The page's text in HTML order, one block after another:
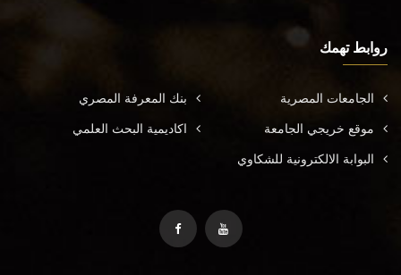
روابط تهمك
الجامعات المصرية بنك المعرفة المصري
موقع خريجي الجامعة اكاديمية البحث العلمي
البوابة الالكترونية للشكاوي